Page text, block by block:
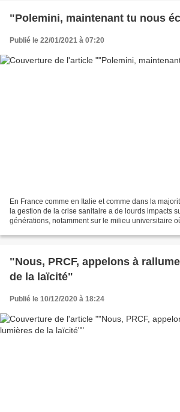
"Polemini, maintenant tu nous
Publié le 22/01/2021 à 07:20
En France comme en Italie et comme dans la
la gestion de la crise sanitaire a de lourds impacts
générations, notamment sur le milieu universitaire
"Nous, PRCF, appelons à
de la laïcité"
Publié le 10/12/2020 à 18:24